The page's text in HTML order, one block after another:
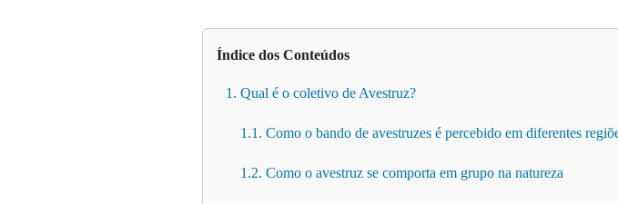
Índice dos Conteúdos
1. Qual é o coletivo de Avestruz?
1.1. Como o bando de avestruzes é percebido em diferentes
1.2. Como o avestruz se comporta em grupo na natureza